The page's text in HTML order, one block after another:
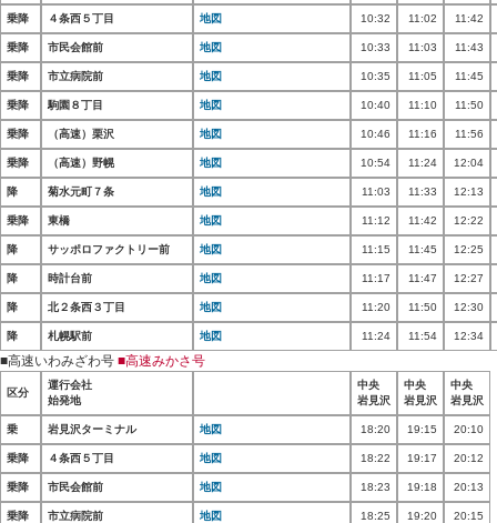
乗降 ４条西５丁目 地図 10:32 11:02 11:42
乗降 市民会館前 地図 10:33 11:03 11:43
乗降 市立病院前 地図 10:35 11:05 11:45
乗降 駒園８丁目 地図 10:40 11:10 11:50
乗降 （高速）栗沢 地図 10:46 11:16 11:56
乗降 （高速）野幌 地図 10:54 11:24 12:04
降 菊水元町７条 地図 11:03 11:33 12:13
乗降 東橋 地図 11:12 11:42 12:22
降 サッポロファクトリー前 地図 11:15 11:45 12:25
降 時計台前 地図 11:17 11:47 12:27
降 北２条西３丁目 地図 11:20 11:50 12:30
降 札幌駅前 地図 11:24 11:54 12:34
■高速いわみざわ号 ■高速みかさ号
区分
運行会社
始発地
中央
岩見沢
中央
岩見沢
中央
岩見沢
乗 岩見沢ターミナル 地図 18:20 19:15 20:10
乗降 ４条西５丁目 地図 18:22 19:17 20:12
乗降 市民会館前 地図 18:23 19:18 20:13
乗降 市立病院前 地図 18:25 19:20 20:15